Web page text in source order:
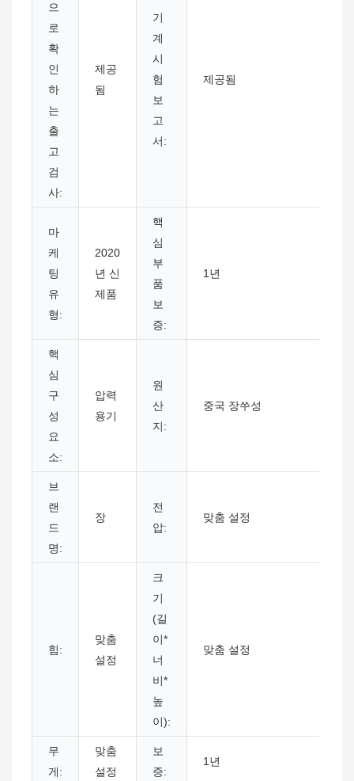
으
로
확
인
하
는
출
고
검
사:
제공
됨
기
계
시
험
보
고
서:
제공됨
마
케
팅
유
형:
2020
년 신
제품
핵
심
부
품
보
증:
1년
핵
심
구
성
요
소:
압력
용기
원
산
지:
중국 장쑤성
브
랜
드
명:
장
전
압:
맞춤 설정
힘:
맞춤
설정
크
기
(길
이*
너
비*
높
이):
맞춤 설정
무
게:
맞춤
설정
보
증:
1년